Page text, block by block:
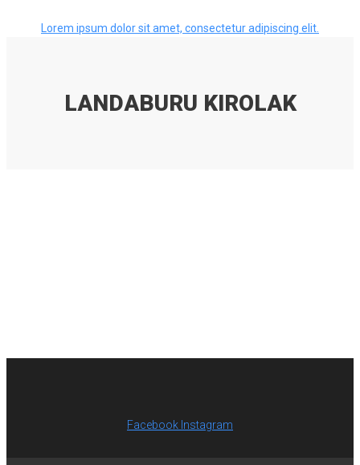
Lorem ipsum dolor sit amet, consectetur adipiscing elit.
LANDABURU KIROLAK
Facebook Instagram